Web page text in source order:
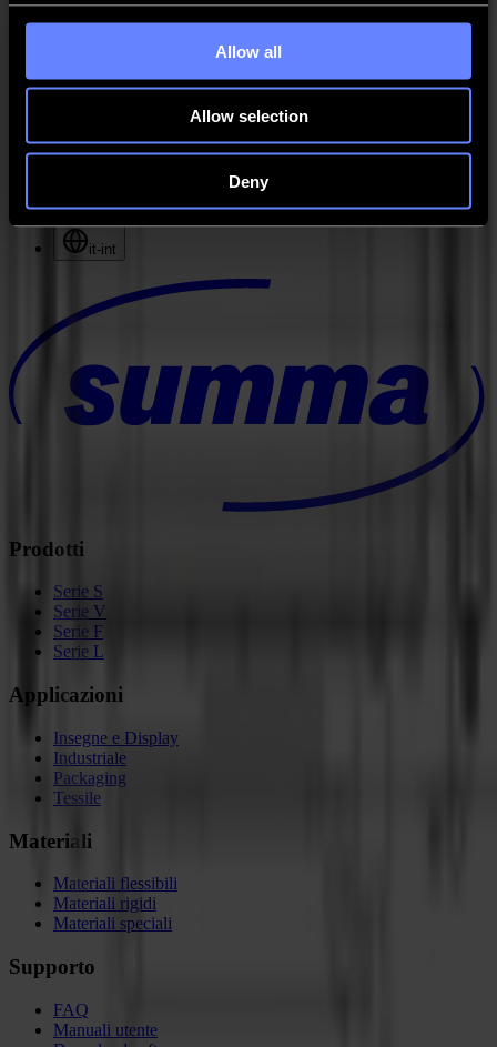
Allow all
Allow selection
Deny
Software
Contatto
NotizieLavoroMySumma
it-int
Prodotti
Serie S
Serie V
Serie F
Serie L
Applicazioni
Insegne e Display
Industriale
Packaging
Tessile
Materiali
Materiali flessibili
Materiali rigidi
Materiali speciali
Supporto
FAQ
Manuali utente